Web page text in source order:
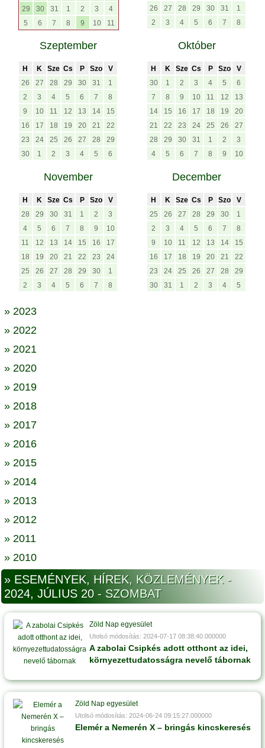
29
30 31 1 2 3
4
5
6 7 8 9 10 11
26
27 28 29 30 31
1
2
3 4 5 6 7 8
Szeptember
H K Sze Cs P Szo
V
26
27 28 29 30 31
1
2
3 4 5 6 7
8
9
10 11 12 13 14
15
16
17 18 19 20 21
22
23
24 25 26 27 28
29
30
1 2 3 4 5 6
Október
H K Sze Cs P Szo
V
30
1 2 3 4 5
6
7
8 9 10 11 12
13
14
15 16 17 18 19
20
21
22 23 24 25 26
27
28
29 30 31 1 2
3
4
5 6 7 8 9 10
November
H K Sze Cs P Szo
V
28
29 30 31 1 2
3
4
5 6 7 8 9
10
11
12 13 14 15 16
17
18
19 20 21 22 23
24
25
26 27 28 29 30
1
2
3 4 5 6 7 8
December
H K Sze Cs P Szo
V
25
26 27 28 29 30
1
2
3 4 5 6 7
8
9
10 11 12 13 14
15
16
17 18 19 20 21
22
23
24 25 26 27 28
29
30
31 1 2 3 4 5
» 2023
» 2022
» 2021
» 2020
» 2019
» 2018
» 2017
» 2016
» 2015
» 2014
» 2013
» 2012
» 2011
» 2010
» ESEMÉNYEK, HÍREK, KÖZLEMÉNYEK -
2024, JÚLIUS 20 - SZOMBAT
Zöld Nap egyesület
Utolsó módosítás: 2024-07-17 08:38:40.000000
A zabolai Csipkés adott otthont az idei,
környezettudatosságra nevelő tábornak
Zöld Nap egyesület
Utolsó módosítás: 2024-06-24 09:15:27.000000
Elemér a Nemerén X – bringás kincskeresés